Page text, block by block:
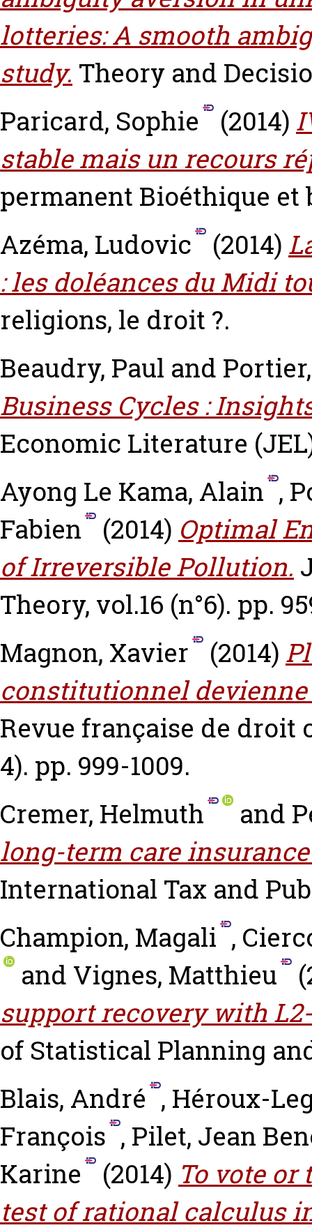
lotteries: A smooth
study. Theory and
Paricard, Sophie
(2014)
stable mais un recours
permanent Bioéthique et
Azéma, Ludovic
(2014)
: les doléances du Midi
religions, le droit ?.
Beaudry, Paul and
Business Cycles :
Economic Literature
Ayong Le Kama, Alain ,
Fabien
(2014) Optimal
of Irreversible Pollution.
Theory, vol.16 (n°6). pp.
Magnon, Xavier
(2014)
constitutionnel
Revue française de droit
4). pp. 999-1009.
Cremer, Helmuth
and
long-term care
International Tax and
Champion, Magali ,
and Vignes, Matthieu
support recovery with
of Statistical Planning
Blais, André , Héroux-
François , Pilet, Jean
Karine
(2014) To vote
test of rational calculus